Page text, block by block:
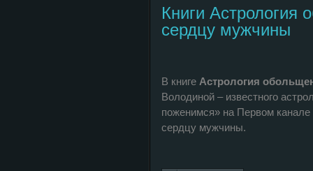
Книги Астрология
сердцу мужчины
В книге Астрология
Володиной – известного
поженимся» на Первом
сердцу мужчины.